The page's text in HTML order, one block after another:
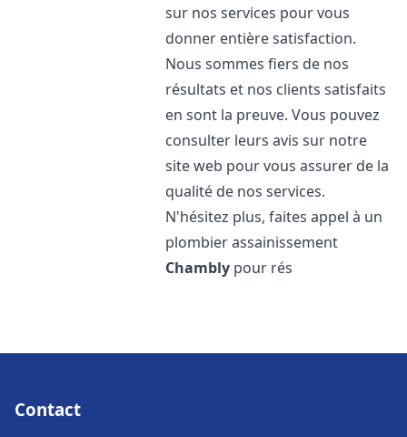
sur nos services pour vous
donner entière satisfaction.
Nous sommes fiers de nos
résultats et nos clients satisfaits
en sont la preuve. Vous pouvez
consulter leurs avis sur notre
site web pour vous assurer de la
qualité de nos services.
N'hésitez plus, faites appel à un
plombier assainissement
Chambly pour rés
Contact